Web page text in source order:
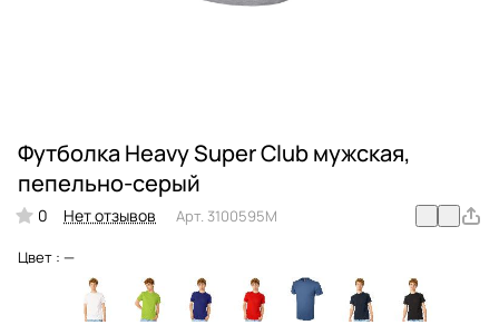
Футболка Heavy Super Club мужская,
пепельно-серый
0 Нет отзывов Арт. 3100595M
Цвет : —